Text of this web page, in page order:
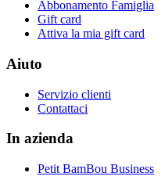
Abbonamento Famiglia
Gift card
Attiva la mia gift card
Aiuto
Servizio clienti
Contattaci
In azienda
Petit BamBou Business